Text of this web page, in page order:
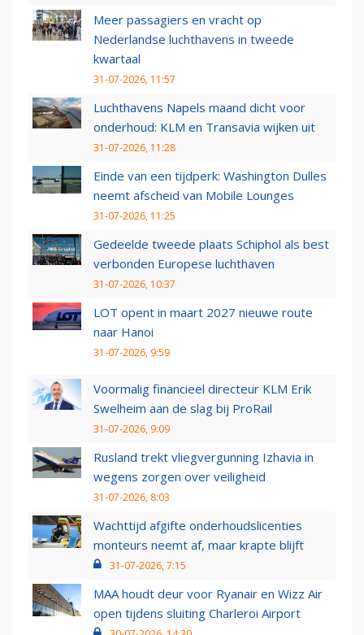
Meer passagiers en vracht op
Nederlandse luchthavens in tweede
kwartaal
31-07-2026, 11:57
Luchthavens Napels maand dicht voor
onderhoud: KLM en Transavia wijken uit
31-07-2026, 11:28
Einde van een tijdperk: Washington Dulles
neemt afscheid van Mobile Lounges
31-07-2026, 11:25
Gedeelde tweede plaats Schiphol als best
verbonden Europese luchthaven
31-07-2026, 10:37
LOT opent in maart 2027 nieuwe route
naar Hanoi
31-07-2026, 9:59
Voormalig financieel directeur KLM Erik
Swelheim aan de slag bij ProRail
31-07-2026, 9:09
Rusland trekt vliegvergunning Izhavia in
wegens zorgen over veiligheid
31-07-2026, 8:03
Wachttijd afgifte onderhoudslicenties
monteurs neemt af, maar krapte blijft
31-07-2026, 7:15
MAA houdt deur voor Ryanair en Wizz Air
open tijdens sluiting Charleroi Airport